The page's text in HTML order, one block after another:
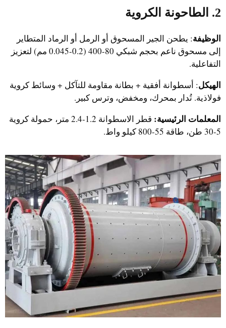
2. الطاحونة الكروية
الوظيفة: يطحن الجير المسحوق أو الرمل أو الرماد المتطاير
إلى مسحوق ناعم بحجم شبكي 80-400 (0.2-0.045 مم) لتعزيز
التفاعلية.
الهيكل: أسطوانة أفقية + بطانة مقاومة للتآكل + وسائط كروية
فولاذية. تُدار بمحرك، ومخفض، وترس كبير.
المعلمات الرئيسية:
قطر الاسطوانة 1.2-2.4 متر، حمولة كروية
5-30 طن، طاقة 55-800 كيلو واط.